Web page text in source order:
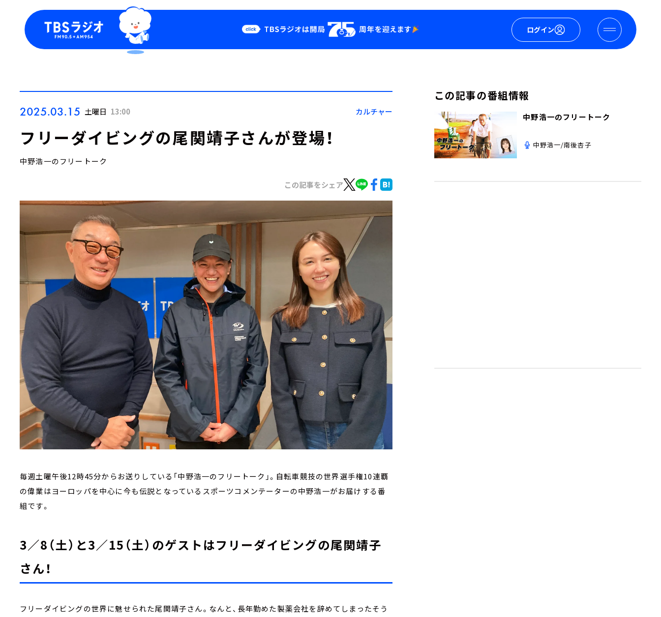
ログイン
Podcast
YouTube
2025.03.15 土曜日 13:00 カルチャー
フリーダイビングの尾関靖子さんが登場！
中野浩一のフリートーク
この記事をシェア
毎週土曜午後12時45分からお送りしている「中野浩一のフリートーク」。自転車競技の世界選手権10連覇
の偉業はヨーロッパを中心に今も伝説となっているスポーツコメンテーターの中野浩一がお届けする番
組です。
3／8（土）と3／15（土）のゲストはフリーダイビングの尾関靖子
さん！
フリーダイビングの世界に魅せられた尾関靖子さん。なんと、長年勤めた製薬会社を辞めてしまったそう
この記事の番組情報
中野浩一のフリートーク
中野浩一/南後杏子